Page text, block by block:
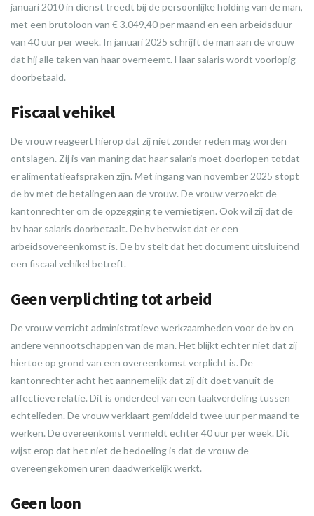
januari 2010 in dienst treedt bij de persoonlijke holding van de man,
met een brutoloon van € 3.049,40 per maand en een arbeidsduur
van 40 uur per week. In januari 2025 schrijft de man aan de vrouw
dat hij alle taken van haar overneemt. Haar salaris wordt voorlopig
doorbetaald.
Fiscaal vehikel
De vrouw reageert hierop dat zij niet zonder reden mag worden
ontslagen. Zij is van maning dat haar salaris moet doorlopen totdat
er alimentatieafspraken zijn. Met ingang van november 2025 stopt
de bv met de betalingen aan de vrouw. De vrouw verzoekt de
kantonrechter om de opzegging te vernietigen. Ook wil zij dat de
bv haar salaris doorbetaalt. De bv betwist dat er een
arbeidsovereenkomst is. De bv stelt dat het document uitsluitend
een fiscaal vehikel betreft.
Geen verplichting tot arbeid
De vrouw verricht administratieve werkzaamheden voor de bv en
andere vennootschappen van de man. Het blijkt echter niet dat zij
hiertoe op grond van een overeenkomst verplicht is. De
kantonrechter acht het aannemelijk dat zij dit doet vanuit de
affectieve relatie. Dit is onderdeel van een taakverdeling tussen
echtelieden. De vrouw verklaart gemiddeld twee uur per maand te
werken. De overeenkomst vermeldt echter 40 uur per week. Dit
wijst erop dat het niet de bedoeling is dat de vrouw de
overeengekomen uren daadwerkelijk werkt.
Geen loon